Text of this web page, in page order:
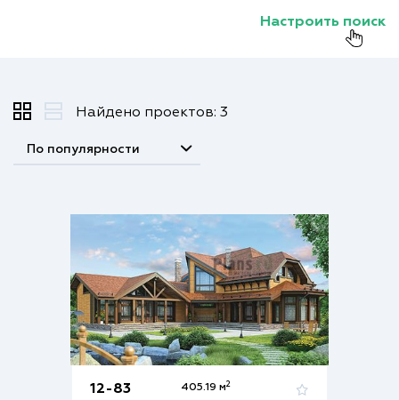
Настроить поиск
По популярности
Найдено проектов: 3
12-83 405.19 м2